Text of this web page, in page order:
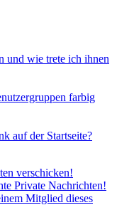
und wie trete ich ihnen
farbig
auf der Startseite?
verschicken!
Private Nachrichten!
Mitglied dieses